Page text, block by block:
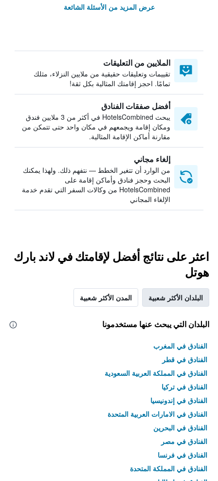
عرض المزيد من الأسئلة الشائعة
الملايين من التعليقات
تقييمات وتعليقات حقيقية من ملايين النزلاء، مثلك
تمامًا. احجز إقامتك المثالية بكل ثقة!
أفضل صفقات الفنادق
يبحث HotelsCombined في أكثر من 3 ملايين فندق
ومكان إقامة ويجمعهم في مكان واحد حتى تتمكن من
مقارنة أماكن الإقامة المثالية.
إلغاء مجاني
من الوارد أن تتغير الخطط — نتفهم ذلك. ولهذا يمكنك
البحث وحجز فنادق وأماكن إقامة على
HotelsCombined من وكالات السفر التي تقدم خدمة
الإلغاء المجاني
اعثر على نتائج أفضل لإقامتك في لاند بارك
هوتل
البلدان الأكثر شعبية المدن الأكثر شعبية
البلدان التي يبحث عنها مستخدمونا
الفنادق في المغرب
الفنادق في قطر
الفنادق في المملكة العربية السعودية
الفنادق في تركيا
الفنادق في إندونيسيا
الفنادق في الامارات العربية المتحدة
الفنادق في البحرين
الفنادق في مصر
الفنادق في فرنسا
الفنادق في المملكة المتحدة